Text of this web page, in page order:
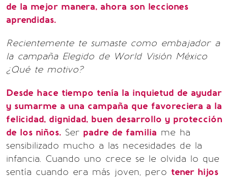
de la mejor manera, ahora son lecciones
aprendidas.
Recientemente te sumaste como embajador a
la campaña Elegido de World Visión México
¿Qué te motivo?
Desde hace tiempo tenía la inquietud de ayudar
y sumarme a una campaña que favoreciera a la
felicidad, dignidad, buen desarrollo y protección
de los niños. Ser padre de familia me ha
sensibilizado mucho a las necesidades de la
infancia. Cuando uno crece se le olvida lo que
sentía cuando era más joven, pero tener hijos